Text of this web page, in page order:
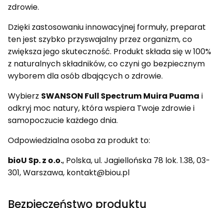
zdrowie.
Dzięki zastosowaniu innowacyjnej formuły, preparat
ten jest szybko przyswajalny przez organizm, co
zwiększa jego skuteczność. Produkt składa się w 100%
z naturalnych składników, co czyni go bezpiecznym
wyborem dla osób dbających o zdrowie.
Wybierz SWANSON Full Spectrum Muira Puama i
odkryj moc natury, która wspiera Twoje zdrowie i
samopoczucie każdego dnia.
Odpowiedzialna osoba za produkt to:
bioU Sp. z o.o., Polska, ul. Jagiellońska 78 lok. 1.38, 03-
301, Warszawa, kontakt@biou.pl
Bezpieczeństwo produktu